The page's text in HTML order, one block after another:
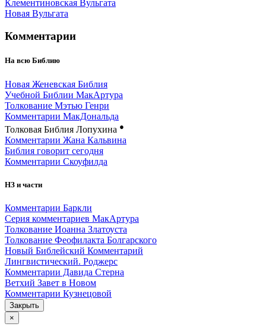
Клементиновская Вульгата
Новая Вульгата
Комментарии
На всю Библию
Новая Женевская Библия
Учебной Библии МакАртура
Толкование Мэтью Генри
Комментарии МакДональда
Толковая Библия Лопухина ●
Комментарии Жана Кальвина
Библия говорит сегодня
Комментарии Скоуфилда
НЗ и части
Комментарии Баркли
Серия комментариев МакАртура
Толкование Иоанна Златоуста
Толкование Феофилакта Болгарского
Новый Библейский Комментарий
Лингвистический. Роджерс
Комментарии Давида Стерна
Ветхий Завет в Новом
Комментарии Кузнецовой
Закрыть
×